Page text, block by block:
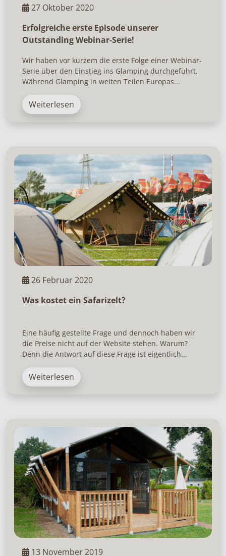
27 Oktober 2020
Erfolgreiche erste Episode unserer
Outstanding Webinar-Serie!
Wir haben vor kurzem die erste Folge einer Webinar-
Serie über den Einstieg ins Glamping durchgeführt.
Während Glamping in weiten Teilen Europas...
Weiterlesen
26 Februar 2020
Was kostet ein Safarizelt?
Eine häufig gestellte Frage und dennoch haben wir
die Preise nicht auf der Website stehen. Warum?
Denn die Antwort auf diese Frage ist eigentlich...
Weiterlesen
13 November 2019